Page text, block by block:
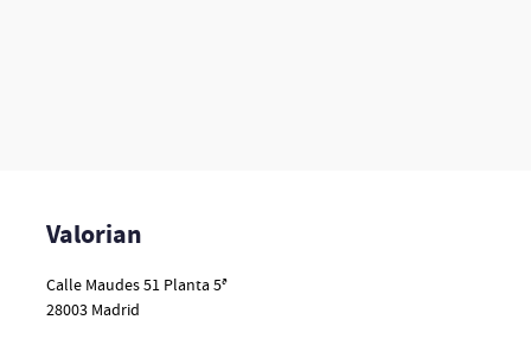
Valorian
Calle Maudes 51 Planta 5ª
28003 Madrid